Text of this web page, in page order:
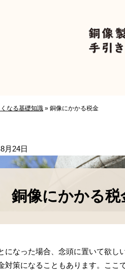
なる基礎知識 » 銅像にかかる税金
月24日
銅像にかかる税
なった場合、念頭に置いて欲し
対策になることもあります。ここ